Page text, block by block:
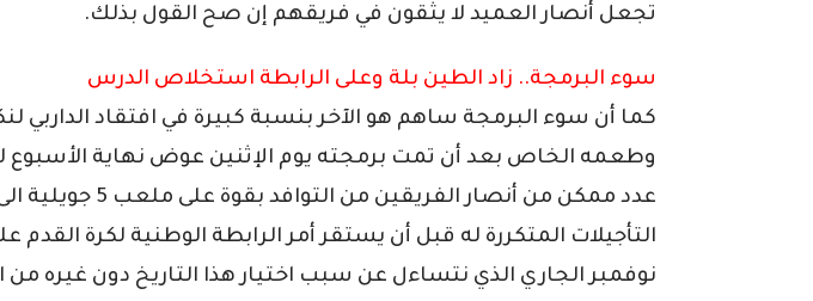
تجعل أنصار العميد لا يثقون في فريقهم إن صح القول بذلك.
سوء البرمجة.. زاد الطين بلة وعلى الرابطة استخلاص الدرس
كما أن سوء البرمجة ساهم هو الآخر بنسبة كبيرة في افتقاد الداربي
وطعمه الخاص بعد أن تمت برمجته يوم الإثنين عوض نهاية الأسبوع
عدد ممكن من أنصار الفريقين من التوافد
نوفمبر الجاري الذي نتساءل عن سبب اختيار هذا التاريخ دون غيره من